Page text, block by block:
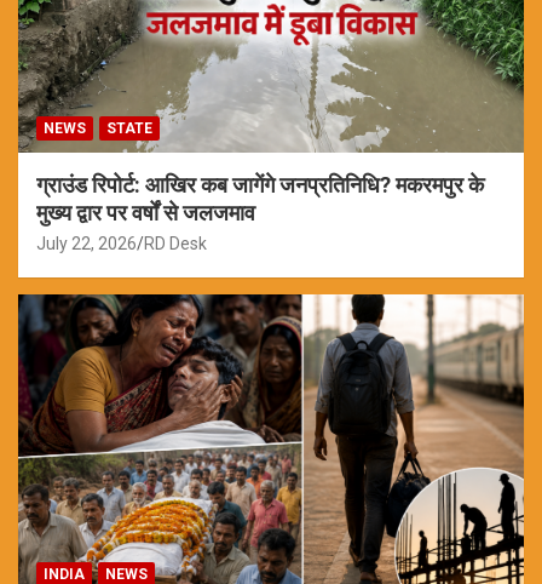
NEWS STATE
ग्राउंड रिपोर्ट: आखिर कब जागेंगे जनप्रतिनिधि? मकरमपुर के
मुख्य द्वार पर वर्षों से जलजमाव
July 22, 2026 RD Desk
INDIA NEWS